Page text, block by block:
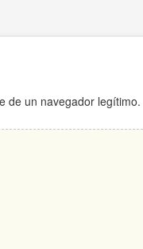
de un navegador legítimo.